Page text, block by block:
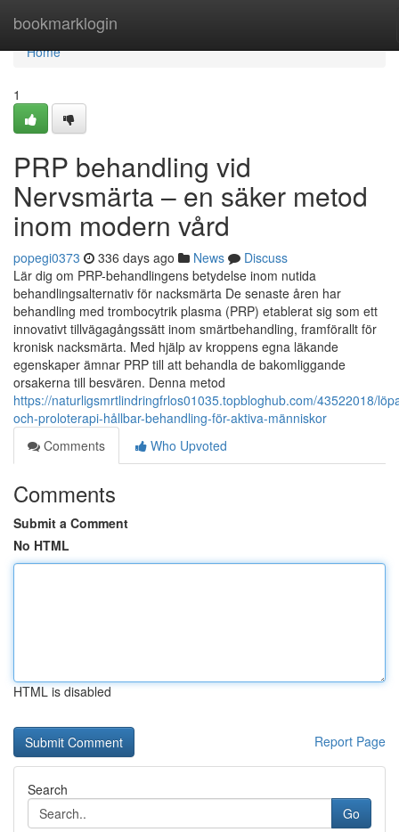
bookmarklogin
Home
Home
1
PRP behandling vid
Nervsmärta – en säker metod
inom modern vård
popegi0373 336 days ago News
Discuss
Lär dig om PRP-behandlingens betydelse inom nutida
behandlingsalternativ för nacksmärta De senaste åren har
behandling med trombocytrik plasma (PRP) etablerat sig som ett
innovativt tillvägagångssätt inom smärtbehandling, framförallt för
kronisk nacksmärta. Med hjälp av kroppens egna läkande
egenskaper ämnar PRP till att behandla de bakomliggande
orsakerna till besvären. Denna metod
https://naturligsmrtlindringfrlos01035.topbloghub.com/43522018/
och-proloterapi-hållbar-behandling-för-aktiva-människor
Comments
Who Upvoted
Comments
Submit a Comment
No HTML
HTML is disabled
Report Page
Search
Go